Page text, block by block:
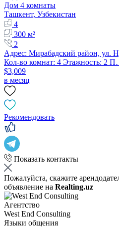
Дом 4 комнаты
Ташкент, Узбекистан
4
300 м²
2
Адрес: Мирабадский район, ул.
Кол-во комнат: 4 Этажность: 2
$3,009
в месяц
Рекомендовать
Показать контакты
Пожалуйста, скажите
объявление на Realting.uz
Агентство
West End Consulting
Языки общения